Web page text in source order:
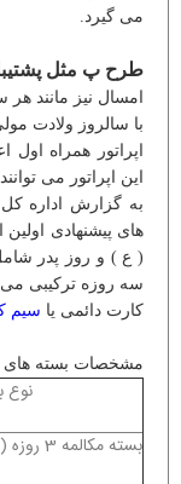
می گیرد.
طرح پ مثل
امسال نیز مانند
با سالروز ولادت
اپراتور همراه اول
این اپراتور می
به گزارش اداره
های پیشنهادی
( ع ) و روز پدر
سه روزه ترکیبی می
کارت دائمی یا سیم
مشخصات بسته های
نوع
بسته مکالمه 3 روزه ( درون شبکه و ثابت )